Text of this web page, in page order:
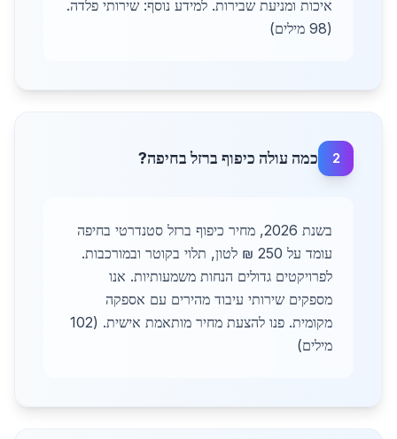
איכות ומניעת שבירות. למידע נוסף: שירותי פלדה.
(98 מילים)
2 כמה עולה כיפוף ברזל בחיפה?
בשנת 2026, מחיר כיפוף ברזל סטנדרטי בחיפה
עומד על 250 ₪ לטון, תלוי בקוטר ובמורכבות.
לפרויקטים גדולים הנחות משמעותיות. אנו
מספקים שירותי עיבוד מהירים עם אספקה
מקומית. פנו להצעת מחיר מותאמת אישית. (102
מילים)